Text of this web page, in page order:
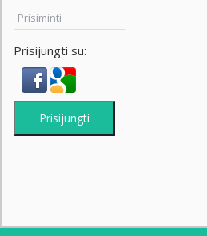
Prisiminti
Prisijungti su:
Prisijungti